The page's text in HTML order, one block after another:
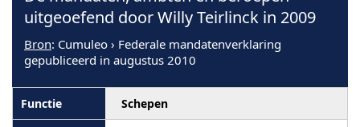
uitgeoefend door Willy Teirlinck in 2009
Bron: Cumuleo › Federale mandatenverklaring
gepubliceerd in augustus 2010
Schepen